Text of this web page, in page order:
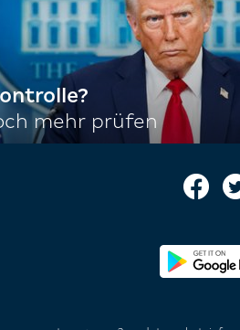
mehr prüfen